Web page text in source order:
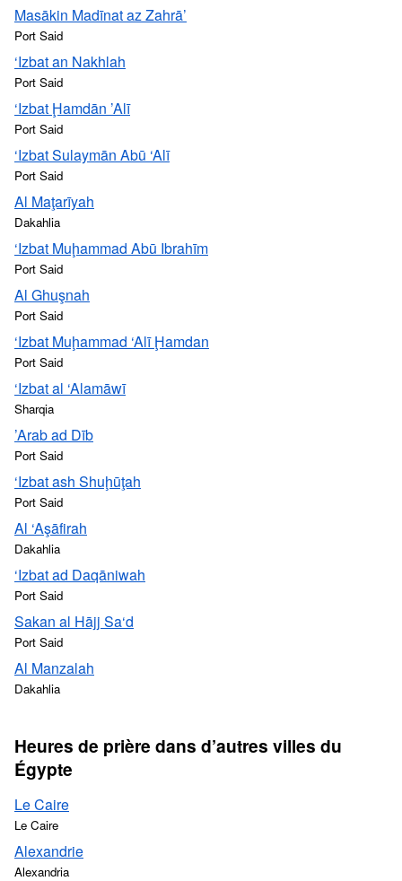
Masākin Madīnat az Zahrā’
Port Said
‘Izbat an Nakhlah
Port Said
‘Izbat Ḩamdān ’Alī
Port Said
‘Izbat Sulaymān Abū ‘Alī
Port Said
Al Maţarīyah
Dakahlia
‘Izbat Muḩammad Abū Ibrahīm
Port Said
Al Ghuşnah
Port Said
‘Izbat Muḩammad ‘Alī Ḩamdan
Port Said
‘Izbat al ‘Alamāwī
Sharqia
’Arab ad Dīb
Port Said
‘Izbat ash Shuḩūţah
Port Said
Al ‘Aşāfirah
Dakahlia
‘Izbat ad Daqāniwah
Port Said
Sakan al Hājj Sa‘d
Port Said
Al Manzalah
Dakahlia
Heures de prière dans d’autres villes du
Égypte
Le Caire
Le Caire
Alexandrie
Alexandria